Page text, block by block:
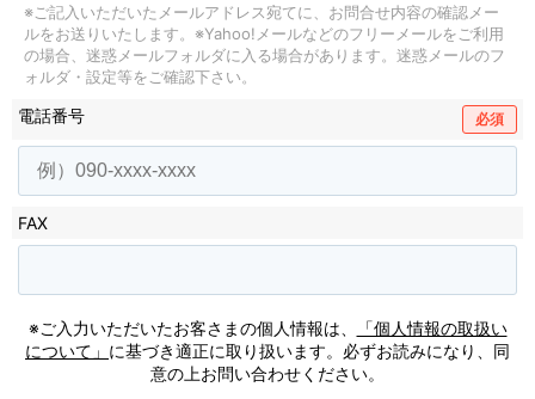
※ご記入いただいたメールアドレス宛てに、お問合せ内容の確認メー
ルをお送りいたします。 ※Yahoo!メールなどのフリーメールをご利用
の場合、迷惑メールフォルダに入る場合があります。 迷惑メールのフ
ォルダ・設定等をご確認下さい。
電話番号 必須
FAX
※ご入力いただいたお客さまの個人情報は、
「個人情報の取扱い
について」 に基づき適正に取り扱います。必ずお読みになり、同
意の上お問い合わせください。